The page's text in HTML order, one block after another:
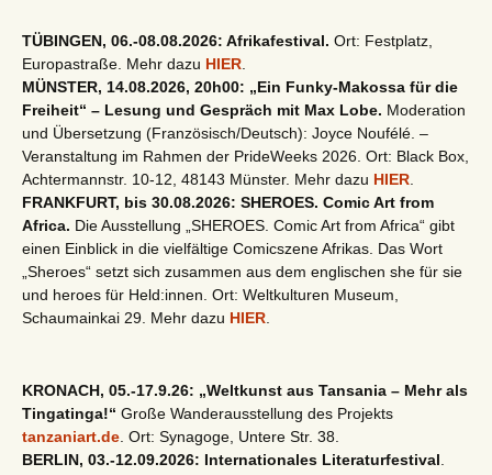
TÜBINGEN, 06.-08.08.2026: Afrikafestival. Ort: Festplatz,
Europastraße. Mehr dazu HIER
MÜNSTER, 14.08.2026, 20h00: „Ein Funky-Makossa für die
Freiheit“ – Lesung und Gespräch mit Max Lobe. Moderation
und Übersetzung (Französisch/Deutsch): Joyce Noufélé. –
Veranstaltung im Rahmen der PrideWeeks 2026. Ort: Black Box,
Achtermannstr. 10-12, 48143 Münster. Mehr dazu HIER
FRANKFURT, bis 30.08.2026: SHEROES. Comic Art from
Africa. Die Ausstellung „SHEROES. Comic Art from Africa“ gibt
einen Einblick in die vielfältige Comicszene Afrikas. Das Wort
„Sheroes“ setzt sich zusammen aus dem englischen she für sie
und heroes für Held:innen. Ort: Weltkulturen Museum,
Schaumainkai 29. Mehr dazu HIER
KRONACH, 05.-17.9.26: „Weltkunst aus Tansania – Mehr als
Tingatinga!“ Große Wanderausstellung des Projekts
tanzaniart.de . Ort: Synagoge, Untere Str. 38.
BERLIN, 03.-12.09.2026: Internationales Literaturfestival